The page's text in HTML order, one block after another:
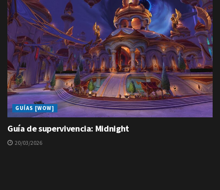
GUÍAS [WOW]
Guía de supervivencia: Midnight
20/03/2026